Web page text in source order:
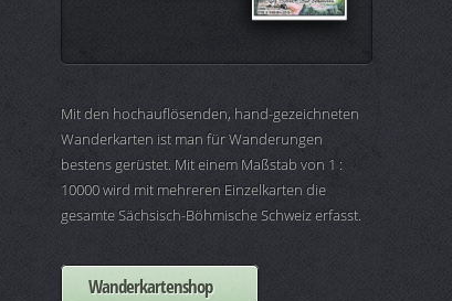
Mit den hochauflösenden, hand-gezeichneten
Wanderkarten ist man für Wanderungen
bestens gerüstet. Mit einem Maßstab von 1 :
10000 wird mit mehreren Einzelkarten die
gesamte Sächsisch-Böhmische Schweiz erfasst.
Wanderkartenshop